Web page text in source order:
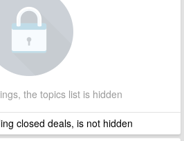
the topics list is hidden
closed deals, is not hidden